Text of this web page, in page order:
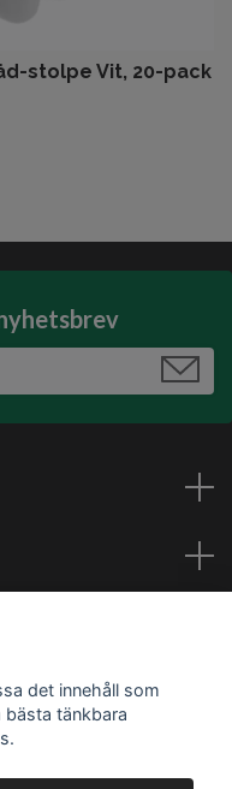
stolpe Vit, 20-pack
det innehåll som
tänkbara